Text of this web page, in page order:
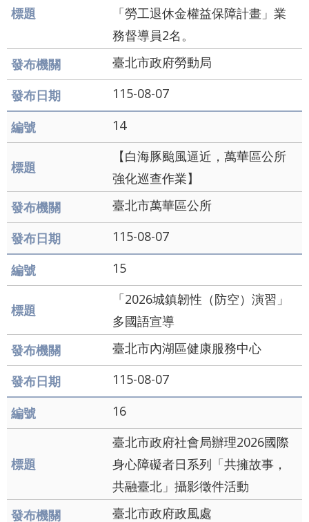
「勞工退休金權益保障計畫」業
務督導員2名。
臺北市政府勞動局
115-08-07
14
【白海豚颱風逼近，萬華區公所
強化巡查作業】
臺北市萬華區公所
115-08-07
15
「2026城鎮韌性（防空）演習」
多國語宣導
臺北市內湖區健康服務中心
115-08-07
16
臺北市政府社會局辦理2026國際
身心障礙者日系列「共擁故事，
共融臺北」攝影徵件活動
臺北市政府政風處